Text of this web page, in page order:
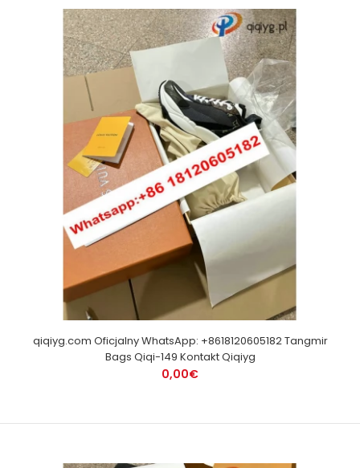
qiqiyg.com Oficjalny WhatsApp: +8618120605182 Tangmir
Bags Qiqi-149 Kontakt Qiqiyg
0,00€